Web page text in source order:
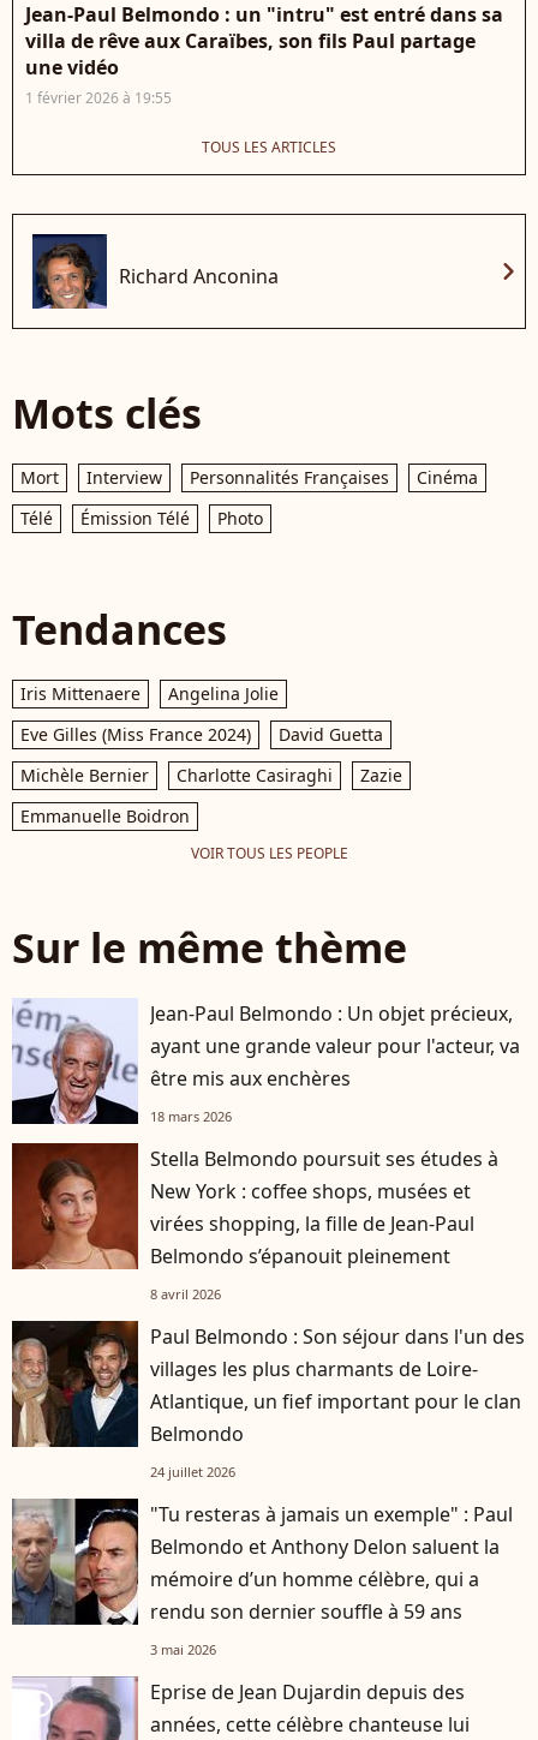
Jean-Paul Belmondo : un "intru" est entré dans sa
villa de rêve aux Caraïbes, son fils Paul partage
une vidéo
1 février 2026 à 19:55
TOUS LES ARTICLES
Richard Anconina chevron_right
Mots clés
Mort Interview Personnalités Françaises
Cinéma
Télé
Émission Télé Photo
Tendances
Iris Mittenaere
Angelina Jolie
Eve Gilles (Miss France 2024)
David Guetta
Michèle Bernier
Charlotte Casiraghi
Zazie
Emmanuelle Boidron
VOIR TOUS LES PEOPLE
Sur le même thème
Jean-Paul Belmondo : Un objet précieux,
ayant une grande valeur pour l'acteur, va
être mis aux enchères
18 mars 2026
Stella Belmondo poursuit ses études à
New York : coffee shops, musées et
virées shopping, la fille de Jean-Paul
Belmondo s’épanouit pleinement
8 avril 2026
Paul Belmondo : Son séjour dans l'un des
villages les plus charmants de Loire-
Atlantique, un fief important pour le clan
Belmondo
24 juillet 2026
"Tu resteras à jamais un exemple" : Paul
Belmondo et Anthony Delon saluent la
mémoire d’un homme célèbre, qui a
rendu son dernier souffle à 59 ans
3 mai 2026
player2
Eprise de Jean Dujardin depuis des
années, cette célèbre chanteuse lui